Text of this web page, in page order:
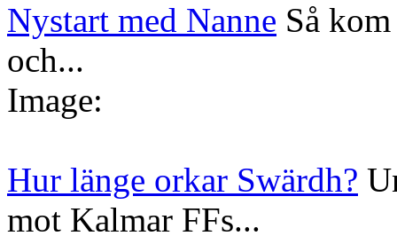
Nystart med Nanne Så
och...
Image:
Hur länge orkar Swärdh?
mot Kalmar FFs...